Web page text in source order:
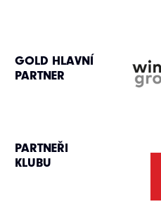
GOLD HLAVNÍ
PARTNER
PARTNEŘI
KLUBU